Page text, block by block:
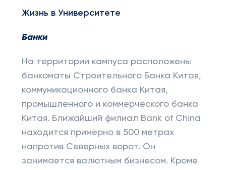
Жизнь в Университете
Банки
На территории кампуса расположены
банкоматы Строительного Банка Китая,
коммуникационного банка Китая,
промышленного и коммерческого банка
Китая. Ближайший филиал Bank of China
находится примерно в 500 метрах
напротив Северных ворот. Он
занимается валютным бизнесом. Кроме